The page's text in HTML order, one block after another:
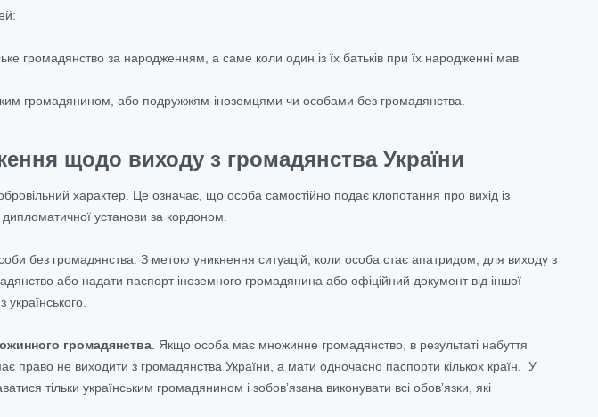
громадянство за народженням, а саме коли один із їх батьків при їх народженні мав
громадянином, або подружжям-іноземцями чи особами без громадянства.
щодо виходу з громадянства України
характер. Це означає, що особа самостійно подає клопотання про вихід із
дипломатичної установи за кордоном.
без громадянства. З метою уникнення ситуацій, коли особа стає апатридом, для виходу з
або надати паспорт іноземного громадянина або офіційний документ від іншої
громадянства . Якщо особа має множинне громадянство, в результаті набуття
право не виходити з громадянства України, а мати одночасно паспорти кількох країн. У
тільки українським громадянином і зобовʼязана виконувати всі обовʼязки, які